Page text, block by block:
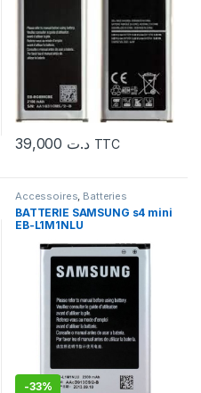
د.ت TTC
Accessoires Batteries
BATTERIE SAMSUNG s4 mini
EB-L1M1NLU
-33%